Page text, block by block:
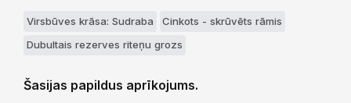
Virsbūves krāsa: Sudraba
Cinkots - skrūvēts rāmis
Dubultais rezerves riteņu grozs
Šasijas papildus aprīkojums.